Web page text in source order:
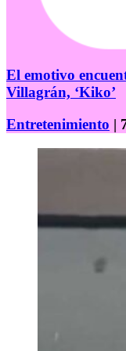
El emotivo
Villagrán, ‘Kiko’
Entretenimiento |